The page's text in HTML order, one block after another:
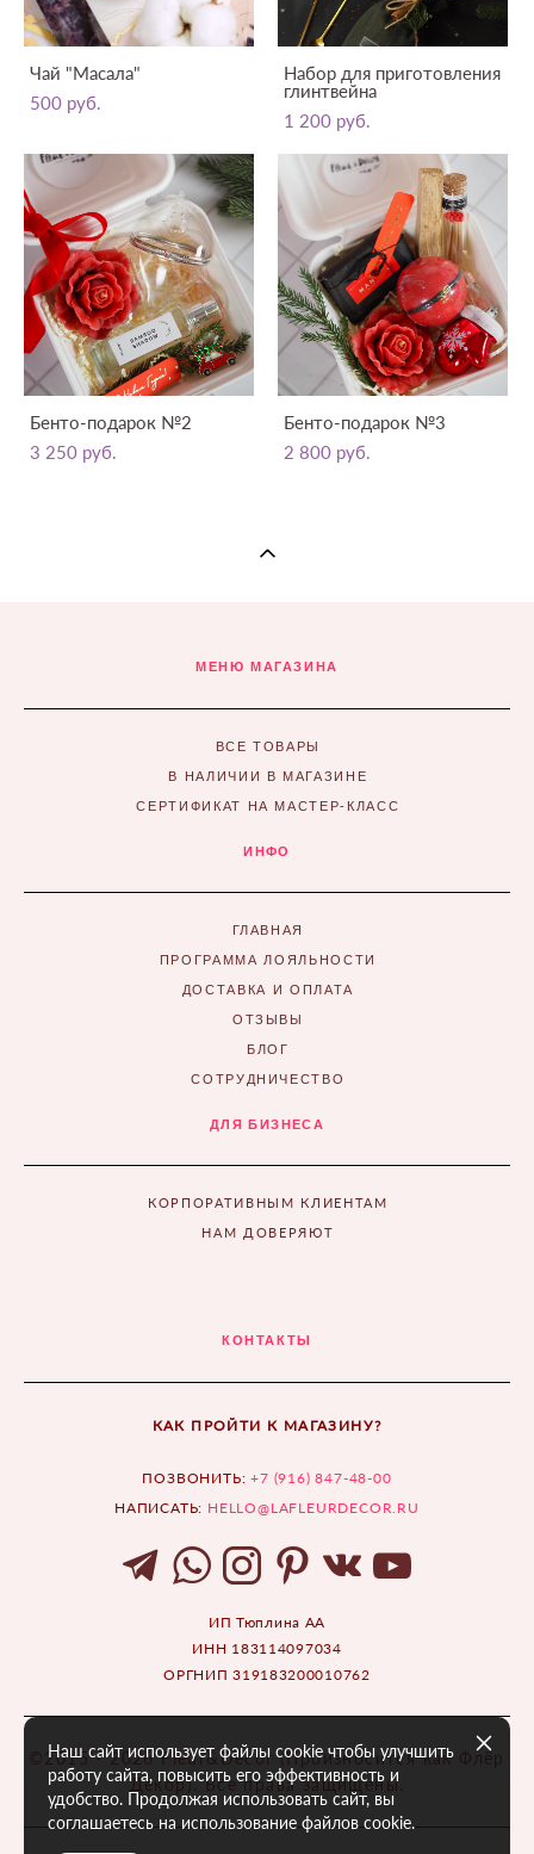
Чай "Масала"
500 pуб.
Набор для приготовления
глинтвейна
1 200 pуб.
Бенто-подарок №2
3 250 pуб.
Бенто-подарок №3
2 800 pуб.
МЕНЮ МАГАЗИНА
ВСЕ ТОВАРЫ
В НАЛИЧИИ В МАГАЗИНЕ
СЕРТИФИКАТ НА МАСТЕР-КЛАСС
ИНФО
ГЛАВНАЯ
ПРОГРАММА ЛОЯЛЬНОСТИ
ДОСТАВКА И ОПЛАТА
ОТЗЫВЫ
БЛОГ
СОТРУДНИЧЕСТВО
ДЛЯ БИЗНЕСА
КОРПОРАТИВНЫМ КЛИЕНТАМ
НАМ ДОВЕРЯЮТ
КОНТАКТЫ
КАК ПРОЙТИ К МАГАЗИНУ?
ПОЗВОНИТЬ:+7 (916) 847-48-00
НАПИСАТЬ: HELLO@LAFLEURDECOR.RU
ИП Тюплина АА
ИНН 183114097034
ОРГНИП 319183200010762
©2015 - 2026 Fleur&Décor (Произносится как Флёр
Декор). Все права защищены.
Наш сайт использует файлы cookie чтобы улучшить
работу сайта, повысить его эффективность и
удобство. Продолжая использовать сайт, вы
соглашаетесь на использование файлов cookie.